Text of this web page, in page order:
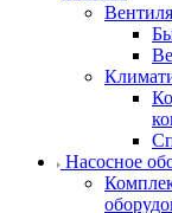
Насосное